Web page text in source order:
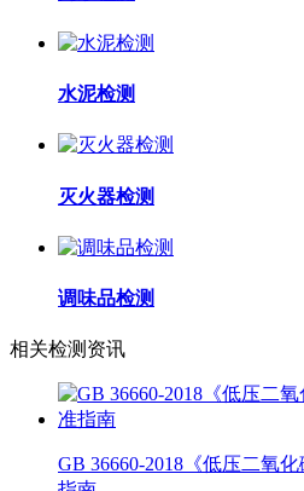
水泥检测
灭火器检测
调味品检测
相关检测资讯
GB 36660-2018《低压二氧